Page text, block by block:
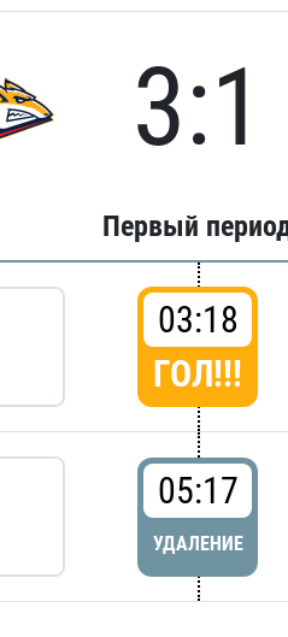
3:1
Первый
03:18
ГОЛ!!!
05:17
УДАЛЕНИЕ